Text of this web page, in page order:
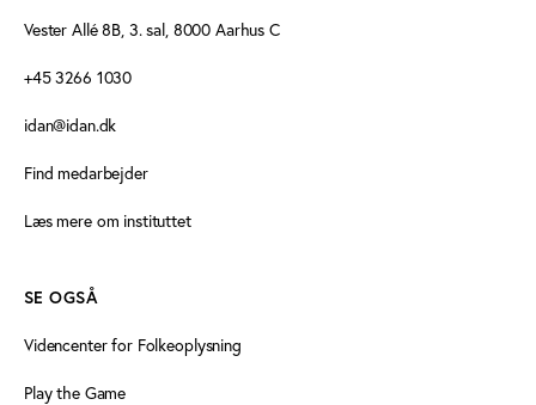
Vester Allé 8B, 3. sal, 8000 Aarhus C
+45 3266 1030
idan@idan.dk
Find medarbejder
Læs mere om instituttet
SE OGSÅ
Videncenter for Folkeoplysning
Play the Game